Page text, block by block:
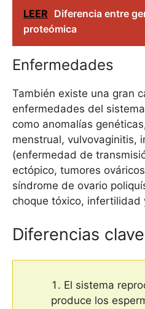
LEER Diferencia entre
proteómica
Enfermedades
También existe una gran
enfermedades del
como anomalías
menstrual, vulvovaginitis,
(enfermedad de
ectópico, tumores
síndrome de ovario
choque tóxico, infertilidad
Diferencias clave
El sistema
produce los